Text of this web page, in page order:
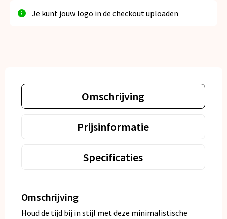
Je kunt jouw logo in de checkout uploaden
Omschrijving
Prijsinformatie
Specificaties
Omschrijving
Houd de tijd bij in stijl met deze minimalistische